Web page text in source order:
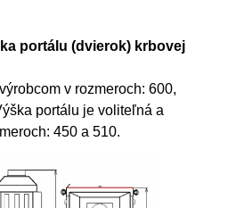
portálu (dvierok) krbovej
v rozmeroch: 600,
portálu je voliteľná a
450 a 510.